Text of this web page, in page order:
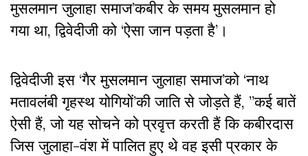
मुसलमान जुलाहा समाज’कबीर के समय मुसलमान हो
गया था, द्विवेदीजी को ‘ऐसा जान पड़ता है’।
द्विवेदीजी इस ‘गैर मुसलमान जुलाहा समाज’को ‘नाथ
मतावलंबी गृहस्थ योगियों’की जाति से जोड़ते हैं, ”कई बातें
ऐसी हैं, जो यह सोचने को प्रवृत्त करती हैं कि कबीरदास
जिस जुलाहा-वंश में पालित हुए थे वह इसी प्रकार के